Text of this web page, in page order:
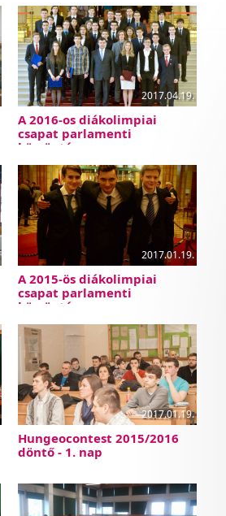
2017.04.19.
A 2016-os diákolimpiai
csapat parlamenti
köszöntése
2017.01.19.
A 2015-ös diákolimpiai
csapat parlamenti
köszöntése
2017.01.19.
Hungeocontest 2015/2016
döntő - 1. nap